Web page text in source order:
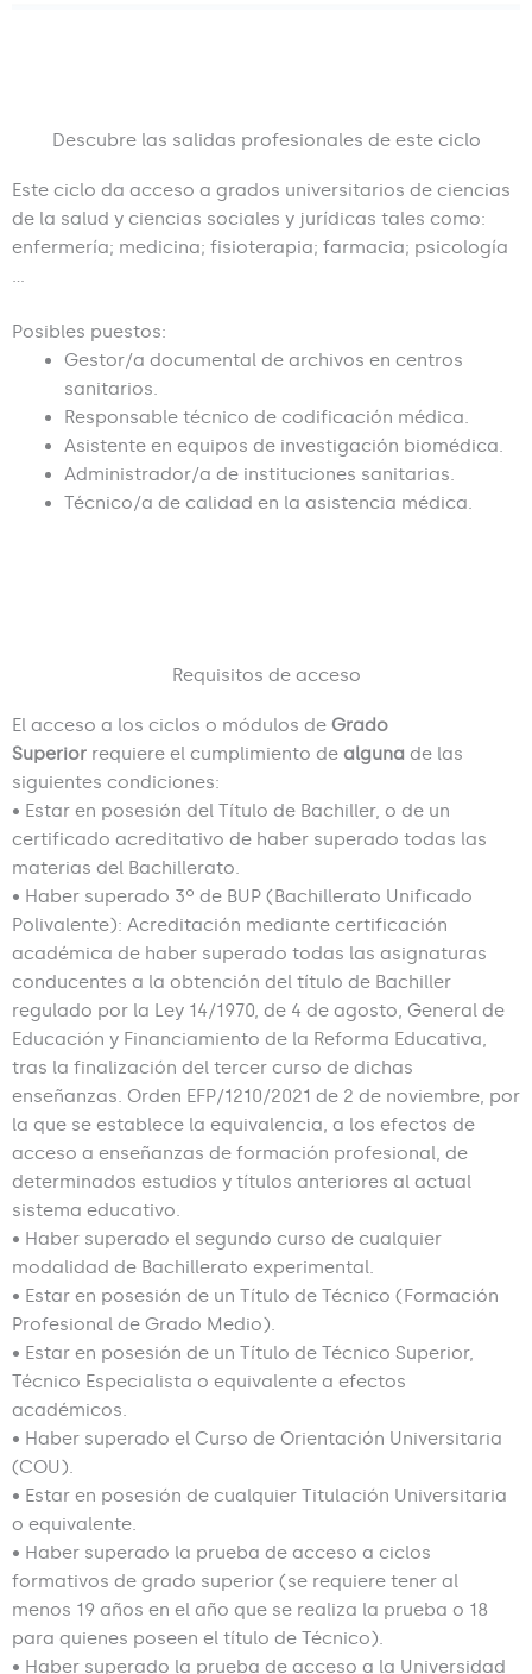
Descubre las salidas profesionales de este ciclo
Este ciclo da acceso a grados universitarios de ciencias
de la salud y ciencias sociales y jurídicas tales como:
enfermería; medicina; fisioterapia; farmacia; psicología
…
Posibles puestos:
Gestor/a documental de archivos en centros
sanitarios.
Responsable técnico de codificación médica.
Asistente en equipos de investigación biomédica.
Administrador/a de instituciones sanitarias.
Técnico/a de calidad en la asistencia médica.
Requisitos de acceso
El acceso a los ciclos o módulos de Grado
Superior requiere el cumplimiento de alguna de las
siguientes condiciones:
• Estar en posesión del Título de Bachiller, o de un
certificado acreditativo de haber superado todas las
materias del Bachillerato.
• Haber superado 3º de BUP (Bachillerato Unificado
Polivalente): Acreditación mediante certificación
académica de haber superado todas las asignaturas
conducentes a la obtención del título de Bachiller
regulado por la Ley 14/1970, de 4 de agosto, General de
Educación y Financiamiento de la Reforma Educativa,
tras la finalización del tercer curso de dichas
enseñanzas. Orden EFP/1210/2021 de 2 de noviembre, por
la que se establece la equivalencia, a los efectos de
acceso a enseñanzas de formación profesional, de
determinados estudios y títulos anteriores al actual
sistema educativo.
• Haber superado el segundo curso de cualquier
modalidad de Bachillerato experimental.
• Estar en posesión de un Título de Técnico (Formación
Profesional de Grado Medio).
• Estar en posesión de un Título de Técnico Superior,
Técnico Especialista o equivalente a efectos
académicos.
• Haber superado el Curso de Orientación Universitaria
(COU).
• Estar en posesión de cualquier Titulación Universitaria
o equivalente.
• Haber superado la prueba de acceso a ciclos
formativos de grado superior (se requiere tener al
menos 19 años en el año que se realiza la prueba o 18
para quienes poseen el título de Técnico).
• Haber superado la prueba de acceso a la Universidad